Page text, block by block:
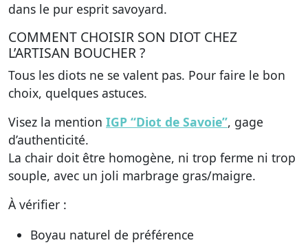
dans le pur esprit savoyard.
COMMENT CHOISIR SON DIOT CHEZ
L’ARTISAN BOUCHER ?
Tous les diots ne se valent pas. Pour faire le bon
choix, quelques astuces.
Visez la mention IGP “Diot de Savoie”, gage
d’authenticité.
La chair doit être homogène, ni trop ferme ni trop
souple, avec un joli marbrage gras/maigre.
À vérifier :
Boyau naturel de préférence